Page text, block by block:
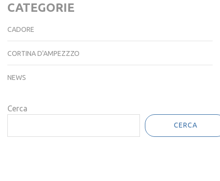
CATEGORIE
CADORE
CORTINA D'AMPEZZZO
NEWS
Cerca
CERCA